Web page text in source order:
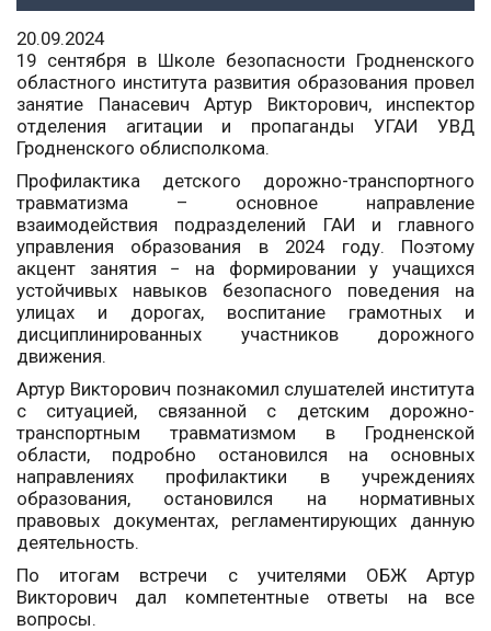
20.09.2024
19 сентября в Школе безопасности Гродненского
областного института развития образования провел
занятие Панасевич Артур Викторович, инспектор
отделения агитации и пропаганды УГАИ УВД
Гродненского облисполкома.
Профилактика детского дорожно-транспортного
травматизма – основное направление
взаимодействия подразделений ГАИ и главного
управления образования в 2024 году. Поэтому
акцент занятия − на формировании у учащихся
устойчивых навыков безопасного поведения на
улицах и дорогах, воспитание грамотных и
дисциплинированных участников дорожного
движения.
Артур Викторович познакомил слушателей института
с ситуацией, связанной с детским дорожно-
транспортным травматизмом в Гродненской
области, подробно остановился на основных
направлениях профилактики в учреждениях
образования, остановился на нормативных
правовых документах, регламентирующих данную
деятельность.
По итогам встречи с учителями ОБЖ Артур
Викторович дал компетентные ответы на все
вопросы.